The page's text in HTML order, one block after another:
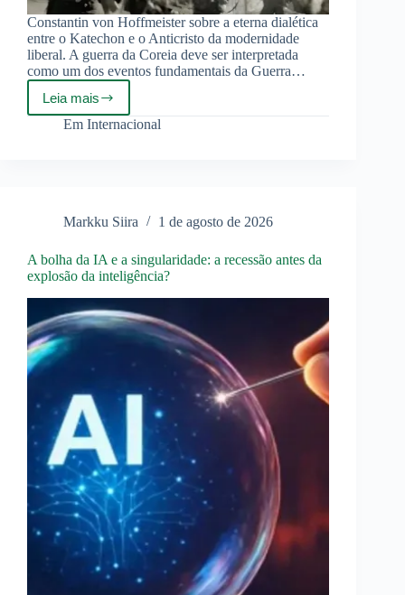
Constantin von Hoffmeister sobre a eterna dialética
entre o Katechon e o Anticristo da modernidade
liberal. A guerra da Coreia deve ser interpretada
como um dos eventos fundamentais da Guerra…
Leia mais
A
guerra
Em Internacional
Markku Siira 1 de agosto de 2026
A bolha da IA e a singularidade: a recessão antes da
explosão da inteligência?